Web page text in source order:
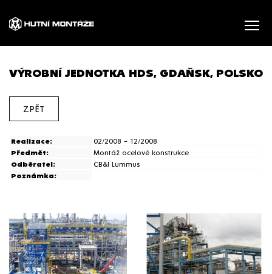
VÝROBNÍ JEDNOTKA HDS, GDAŇSK, POLSKO
ZPĚT
Realizace:
02/2008 – 12/2008
Předmět:
Montáž ocelové konstrukce
Odběratel:
CB&I Lummus
Poznámka: